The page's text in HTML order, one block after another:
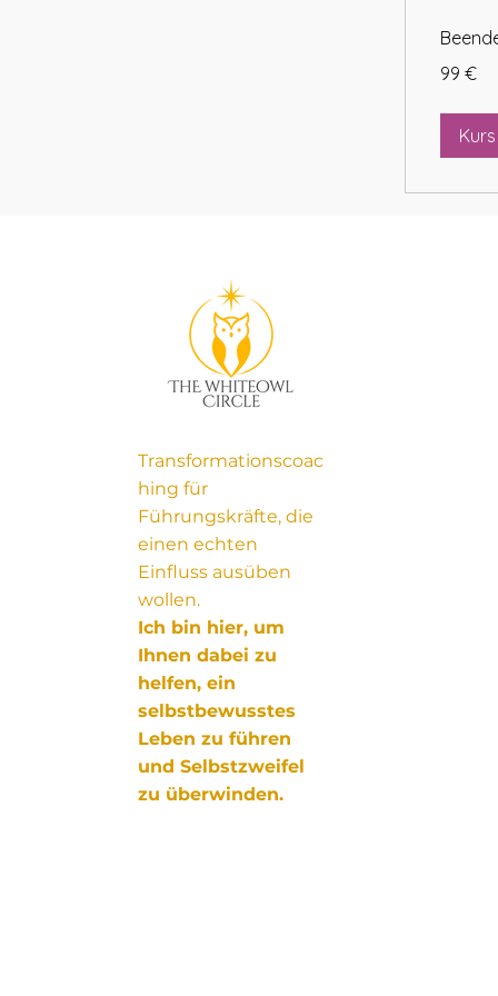
Euro
99 €
Transformationscoac
hing für
Führungskräfte, die
einen echten
Einfluss ausüben
wollen.
Ich bin hier, um
Ihnen dabei zu
helfen, ein
selbstbewusstes
Leben zu führen
und Selbstzweifel
zu überwinden.